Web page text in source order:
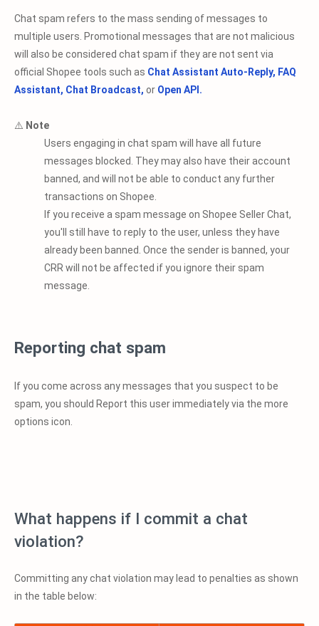
Chat spam refers to the mass sending of messages to
multiple users. Promotional messages that are not malicious
will also be considered chat spam if they are not sent via
official Shopee tools such as Chat Assistant Auto-Reply, FAQ
Assistant, Chat Broadcast, or Open API.
⚠️ Note
Users engaging in chat spam will have all future
messages blocked. They may also have their account
banned, and will not be able to conduct any further
transactions on Shopee.
If you receive a spam message on Shopee Seller Chat,
you'll still have to reply to the user, unless they have
already been banned. Once the sender is banned, your
CRR will not be affected if you ignore their spam
message.
Reporting chat spam
If you come across any messages that you suspect to be
spam, you should Report this user immediately via the more
options icon.